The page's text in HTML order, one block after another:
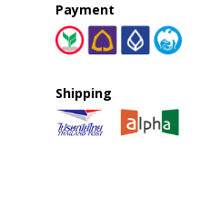
Payment
Shipping